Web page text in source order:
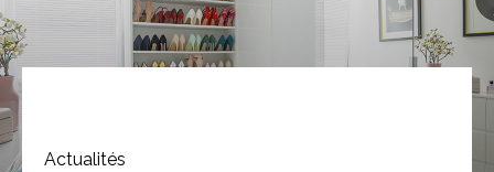
Actualités